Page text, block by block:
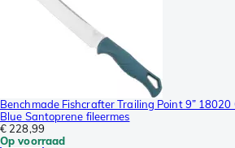
Benchmade Fishcrafter Trailing Point 9”
Blue Santoprene fileermes
€ 228,99
Op voorraad